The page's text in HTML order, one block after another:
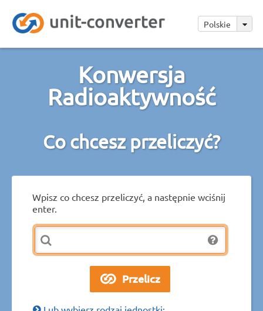
Polskie
Konwersja
Radioaktywność
Co chcesz przeliczyć?
Wpisz co chcesz przeliczyć, a następnie wciśnij
enter.